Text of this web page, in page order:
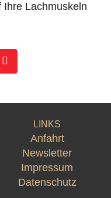
Ihre Lachmuskeln
LINKS
Anfahrt
Newsletter
Impressum
Datenschutz